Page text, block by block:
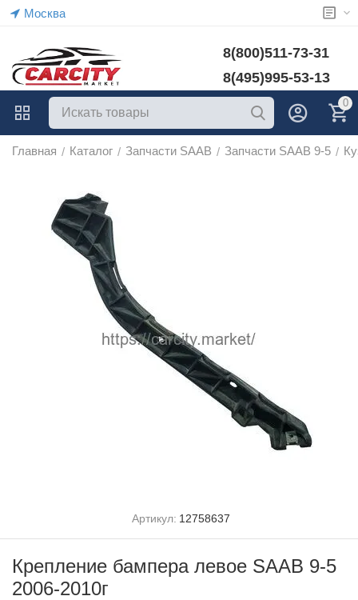
Москва
8(800)511-73-31
8(495)995-53-13
0
Главная / Каталог / Запчасти SAAB / Запчасти SAAB 9-5 /
Артикул: 12758637
Крепление бампера левое SAAB 9-5
2006-2010г